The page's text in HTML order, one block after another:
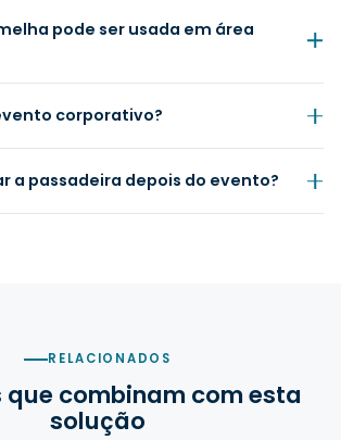
pode ser usada em área
corporativo?
a passadeira depois do evento?
RELACIONADOS
que combinam com esta
solução